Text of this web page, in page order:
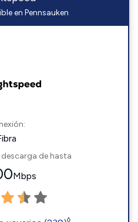
en Pennsauken
de hasta
Mbps